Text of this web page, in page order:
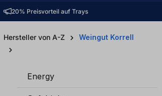
20% Preisvorteil auf Trays
Hersteller von A-Z Weingut Korrell
Energy